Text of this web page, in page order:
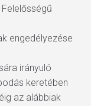
engedélyezése
irányuló
keretében
az alábbiak